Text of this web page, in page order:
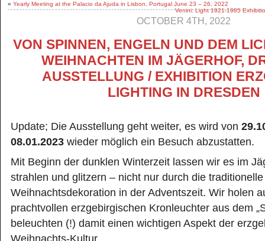
« Yearly Meeting at the Palacio da Ajuda in Lisbon, Portugal June 23 – 26, 2022
Venini: Light 1921-1985
OCTOBER 4TH, 2022
VON SPINNEN, ENGELN UND DEM
WEIHNACHTEN IM JÄGERHOF,
AUSSTELLUNG / EXHIBITION
LIGHTING IN DRESDEN
Update; Die Ausstellung geht weiter, es wird von
08.01.2023 wieder möglich ein Besuch abzustatten.
Mit Beginn der dunklen Winterzeit lassen wir es im
strahlen und glitzern – nicht nur durch die traditionelle
Weihnachtsdekoration in der Adventszeit. Wir holen
prachtvollen erzgebirgischen Kronleuchter aus dem
beleuchten (!) damit einen wichtigen Aspekt der
Weihnachts-Kultur.